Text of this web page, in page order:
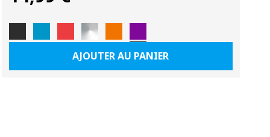
habituel
AJOUTER AU PANIER